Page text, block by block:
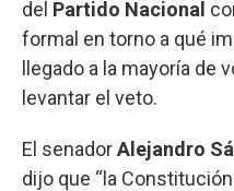
del Partido Nacional
formal en torno a qué
llegado a la mayoría de
levantar el veto.
El senadorAlejandro
dijo que “la